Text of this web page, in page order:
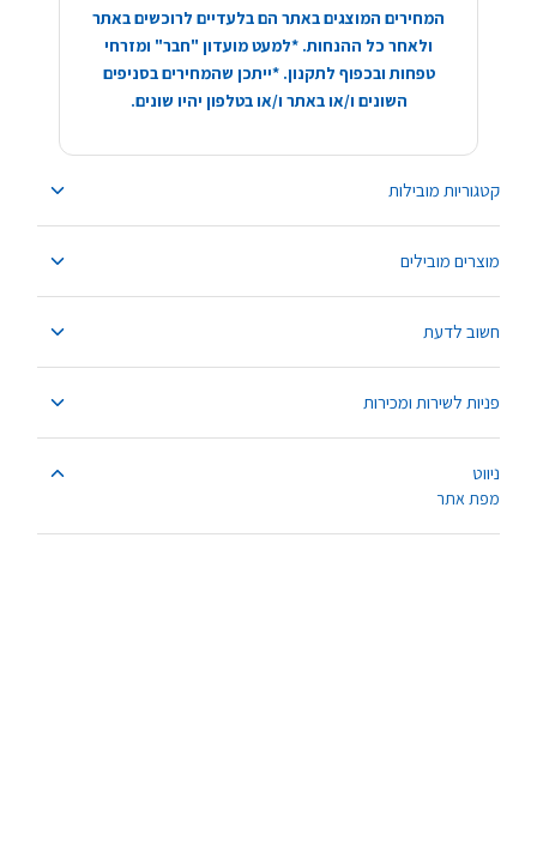
קטגוריות מובילות
מוצרים מובילים
חשוב לדעת
פניות לשירות ומכירות
ניווט
מפת אתר
המחירים המוצגים באתר הם בלעדיים לרוכשים באתר
ולאחר כל ההנחות. *למעט מועדון "חבר" ומזרחי
טפחות ובכפוף לתקנון. *ייתכן שהמחירים בסניפים
השונים ו/או באתר ו/או בטלפון יהיו שונים.